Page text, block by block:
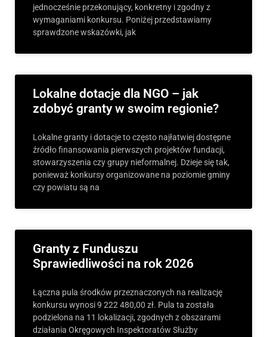
jednocześnie przekonujący, konkretny i zgodny z
wymaganiami konkursu. Poniżej przedstawiamy
sprawdzone wskazówki, jak
Lokalne dotacje dla NGO – jak
zdobyć granty w swoim regionie?
Lokalne granty i dotacje to często najłatwiej dostępne
źródło finansowania pierwszych projektów fundacji,
stowarzyszenia czy grupy nieformalnej. Dzieje się tak,
ponieważ konkursy organizowane na poziomie gminy
czy powiatu są na
Granty z Funduszu
Sprawiedliwości na rok 2026
Łączna pula środków przeznaczonych na realizację
konkursu wynosi 9 222 480,00 zł. Pula ta została
podzielona na 11 lokalizacji, zgodnych z obszarami
działania Okręgowych Inspektoratów Służby